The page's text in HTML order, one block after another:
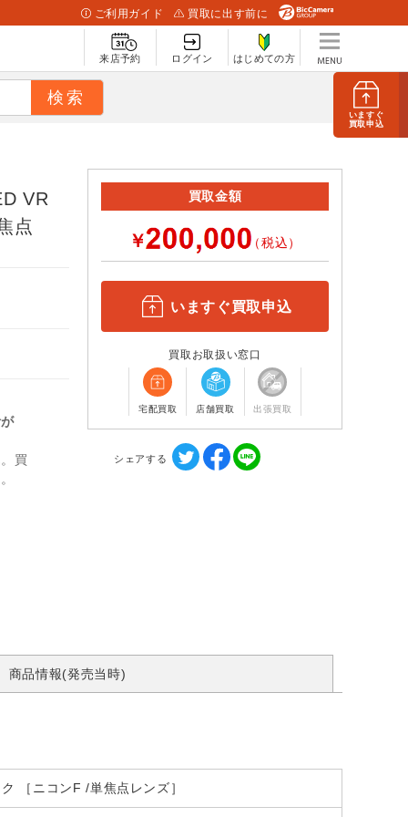
いますぐ
買取申込
ご利用ガイド 買取に出す前に
来店予約 ログイン はじめての方
VR
点
買
買取金額
￥ （税込）
いますぐ買取申込
買取お取扱い窓口
宅配買取 店舗買取 出張買取
シェアする
商品情報(発売当時)
［ニコンF /単焦点レンズ］